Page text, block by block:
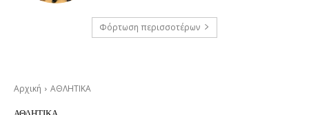
Φόρτωση περισσοτέρων